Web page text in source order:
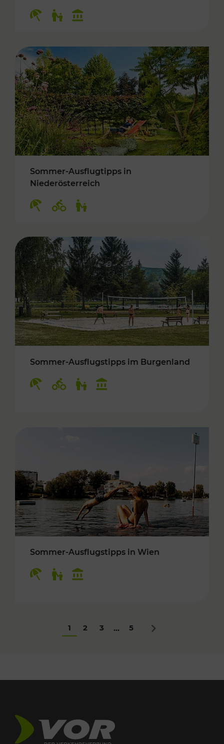
Sommer-Ausflugtipps in
Niederösterreich
Sommer-Ausflugstipps im Burgenland
Sommer-Ausflugstipps in Wien
1 2 3 ... 5 Nächstes